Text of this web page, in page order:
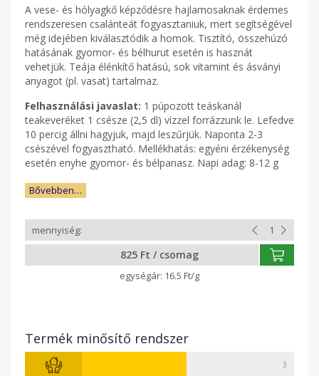
A vese- és hólyagkő képződésre hajlamosaknak érdemes
rendszeresen csalánteát fogyasztaniuk, mert segítségével
még idejében kiválasztódik a homok. Tisztító, összehúzó
hatásának gyomor- és bélhurut esetén is hasznát
vehetjük. Teája élénkítő hatású, sok vitamint és ásványi
anyagot (pl. vasat) tartalmaz.
Felhasználási javaslat: 1 púpozott teáskanál
teakeveréket 1 csésze (2,5 dl) vízzel forrázzunk le. Lefedve
10 percig állni hagyjuk, majd leszűrjük. Naponta 2-3
csészével fogyasztható. Mellékhatás: egyéni érzékenység
esetén enyhe gyomor- és bélpanasz. Napi adag: 8-12 g
Bővebben…
825 Ft / csomag
16.5 Ft/g
Termék minősítő rendszer
3